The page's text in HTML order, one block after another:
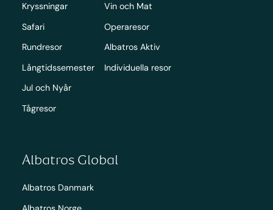
Kryssningar
Safari
Rundresor
Långtidssemester
Jul och Nyår
Tågresor
Vin och Mat
Operaresor
Albatros Aktiv
Individuella resor
Albatros Global
Albatros Danmark